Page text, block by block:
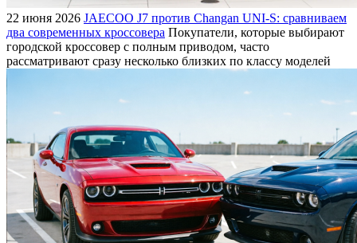
22 июня 2026 JAECOO J7 против Changan UNI-S: сравниваем
два современных кроссовера Покупатели, которые выбирают
городской кроссовер с полным приводом, часто
рассматривают сразу несколько близких по классу моделей